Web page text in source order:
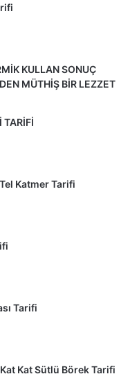
KULLAN SONUÇ
MÜTHİŞ BİR LEZZET
TARİFİ
Katmer Tarifi
Tarifi
Kat Sütlü Börek Tarifi